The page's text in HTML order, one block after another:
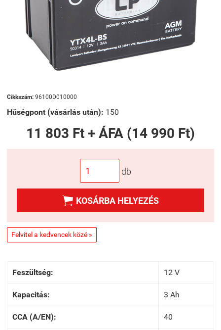
Cikkszám: 96100D010000
Hűségpont (vásárlás után): 150
11 803 Ft + ÁFA (14 990 Ft)
db
 KOSÁRBA HELYEZÉS
Felvitel a kedvencek közé »
Feszültség: 12 V
Kapacitás: 3 Ah
CCA (A/EN): 40